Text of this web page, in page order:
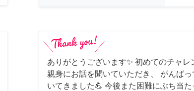
ありがとうございます✨ 初めてのチャ
親身にお話を聞いていただき、 がんば
いてきました💪 今後また困難にぶち当